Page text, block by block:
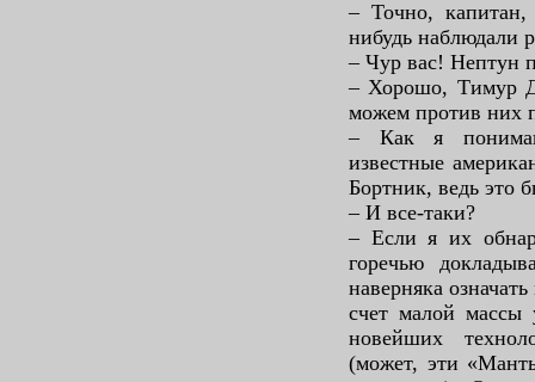
– Точно,
нибудь наблюдали
– Чур вас! Нептун
– Хорошо, Тимур
можем против них
– Как я
известные
Бортник, ведь это
– И все-таки?
– Если я их
горечью
наверняка
счет малой массы
новейших
(может, эти